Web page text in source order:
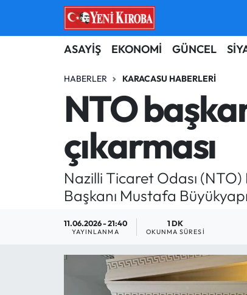
ASAYİŞ EKONOMİ GÜNCEL
HABERLER KARACASU HABERLERI
NTO
çıkarması
Nazilli Ticaret Odası
Başkanı Mustafa
11.06.2026 - 21:40
YAYINLANMA
1 DK
OKUNMA SÜRESI
ASAYİŞ
BİLİM-TEKNOLOJİ
DÜNYA
EĞİTİM
EKONOMİ
GÜNCEL
GÜNDEM
Aydın Nöbetçi Eczaneler
Aydın Hava Durumu
Aydin Namaz Vakitleri
Aydın Trafik Yoğunluk Haritası
Süper Lig Puan Durumu ve Fikstür
Tüm Manşetler
Son Dakika Haberleri
Haber Arşivi